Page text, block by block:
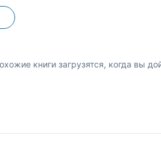
книги загрузятся, когда вы